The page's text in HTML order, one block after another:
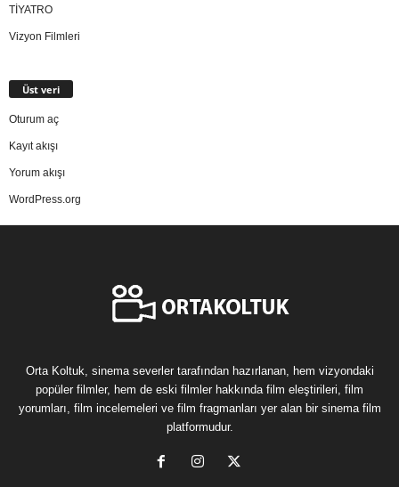
TİYATRO
Vizyon Filmleri
Üst veri
Oturum aç
Kayıt akışı
Yorum akışı
WordPress.org
Orta Koltuk, sinema severler tarafından hazırlanan, hem vizyondaki
popüler filmler, hem de eski filmler hakkında film eleştirileri, film
yorumları, film incelemeleri ve film fragmanları yer alan bir sinema film
platformudur.